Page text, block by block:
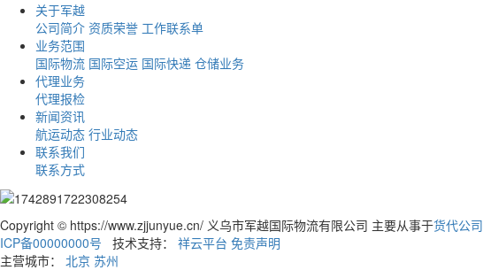
关于军越
公司简介 资质荣誉 工作联系单
业务范围
国际物流 国际空运 国际快递 仓储业务
代理业务
代理报检
新闻资讯
航运动态 行业动态
联系我们
联系方式
Copyright © https://www.zjjunyue.cn/ 义乌市军越国际物流有限公司 主要从事于货代公司
ICP备00000000号
技术支持： 祥云平台 免责声明
主营城市： 北京 苏州